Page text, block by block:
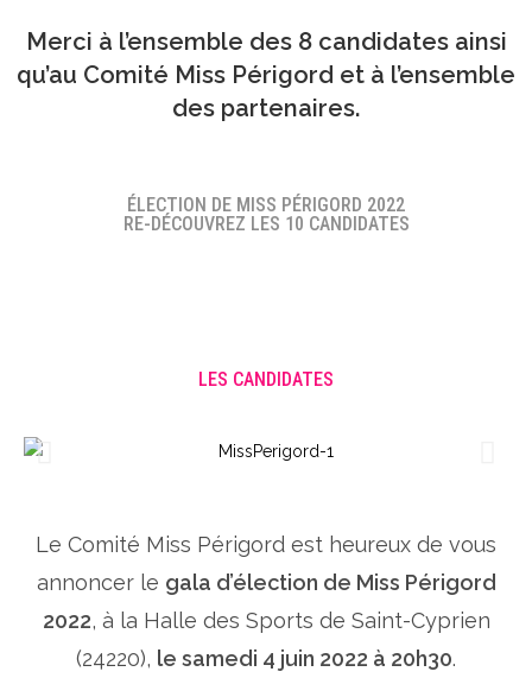
Merci à l’ensemble des 8 candidates ainsi
qu’au Comité Miss Périgord et à l’ensemble
des partenaires.
ÉLECTION DE MISS PÉRIGORD 2022
RE-DÉCOUVREZ LES 10 CANDIDATES
LES CANDIDATES
Le Comité Miss Périgord est heureux de vous
annoncer le gala d’élection de Miss Périgord
2022, à la Halle des Sports de Saint-Cyprien
(24220), le samedi 4 juin 2022 à 20h30.